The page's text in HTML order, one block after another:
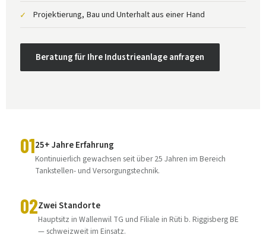
✓ Projektierung, Bau und Unterhalt aus einer Hand
Beratung für Ihre Industrieanlage anfragen
0125+ Jahre Erfahrung
Kontinuierlich gewachsen seit über 25 Jahren im Bereich
Tankstellen- und Versorgungstechnik.
02Zwei Standorte
Hauptsitz in Wallenwil TG und Filiale in Rüti b. Riggisberg BE
— schweizweit im Einsatz.